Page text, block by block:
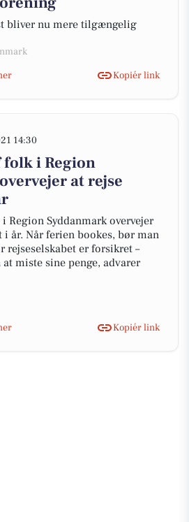
bliver nu mere tilgængelig
Kopiér link
14:30
i Region
at rejse
Region Syddanmark overvejer
år. Når ferien bookes, bør man
rejseselskabet er forsikret –
miste sine penge, advarer
Kopiér link